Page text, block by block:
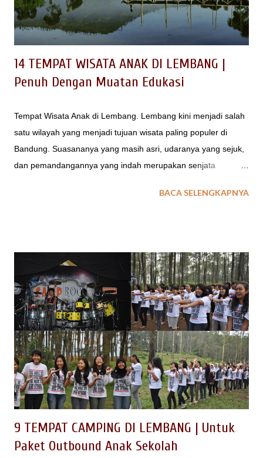
14 TEMPAT WISATA ANAK DI LEMBANG |
Penuh Dengan Muatan Edukasi
Tempat Wisata Anak di Lembang. Lembang kini menjadi salah
satu wilayah yang menjadi tujuan wisata paling populer di
Bandung. Suasananya yang masih asri, udaranya yang sejuk,
dan pemandangannya yang indah merupakan senjata
heran, kini banyak cafe, restaurant, resort di Lembang sampai
bagus untuk dikunjungi untuk kegiatan keluarga ataupun field
trip anak sekolah. 1. FLOATING MARKET Floating Market
Lembang merupakan kawasan wisata keluarga yang dibangun
dengan mengadopsi pasar apung yang ada di Banjarmasin
Kalimantan. Bayangan kita tentunya akan ada aktifitas pasar
yang dilakukan di atas perahu dengan menjual sayuran , buah
buah sampai ikan segar. Ternyata bayangan ini akan berubah
saat kita berkunjung langsung ke lokasi ini. Konsep Floating
Mark...
BACA SELENGKAPNYA
9 TEMPAT CAMPING DI LEMBANG | Untuk
Paket Outbound Anak Sekolah